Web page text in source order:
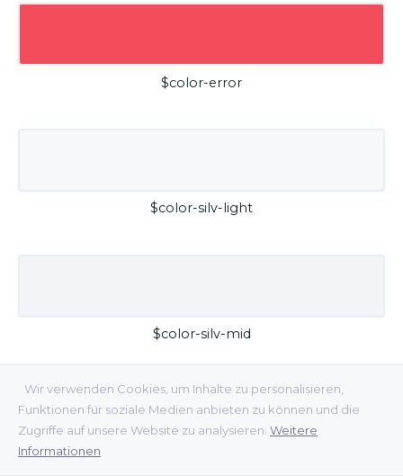
Wir verwenden Cookies, um Inhalte zu personalisieren,
Funktionen für soziale Medien anbieten zu können und die
Zugriffe auf unsere Website zu analysieren. Weitere
Informationen
$color-error
$color-silv-light
$color-silv-mid